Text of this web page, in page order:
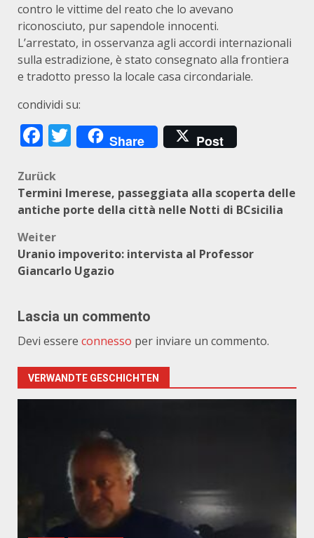
contro le vittime del reato che lo avevano
riconosciuto, pur sapendole innocenti.
L’arrestato, in osservanza agli accordi internazionali
sulla estradizione, è stato consegnato alla frontiera
e tradotto presso la locale casa circondariale.
condividi su:
Facebook
Twitter
Share Post
Beitragsnavigation
Zurück
Termini Imerese, passeggiata alla scoperta delle
antiche porte della città nelle Notti di BCsicilia
Weiter
Uranio impoverito: intervista al Professor
Giancarlo Ugazio
Lascia un commento
Devi essere connesso per inviare un commento.
VERWANDTE GESCHICHTEN